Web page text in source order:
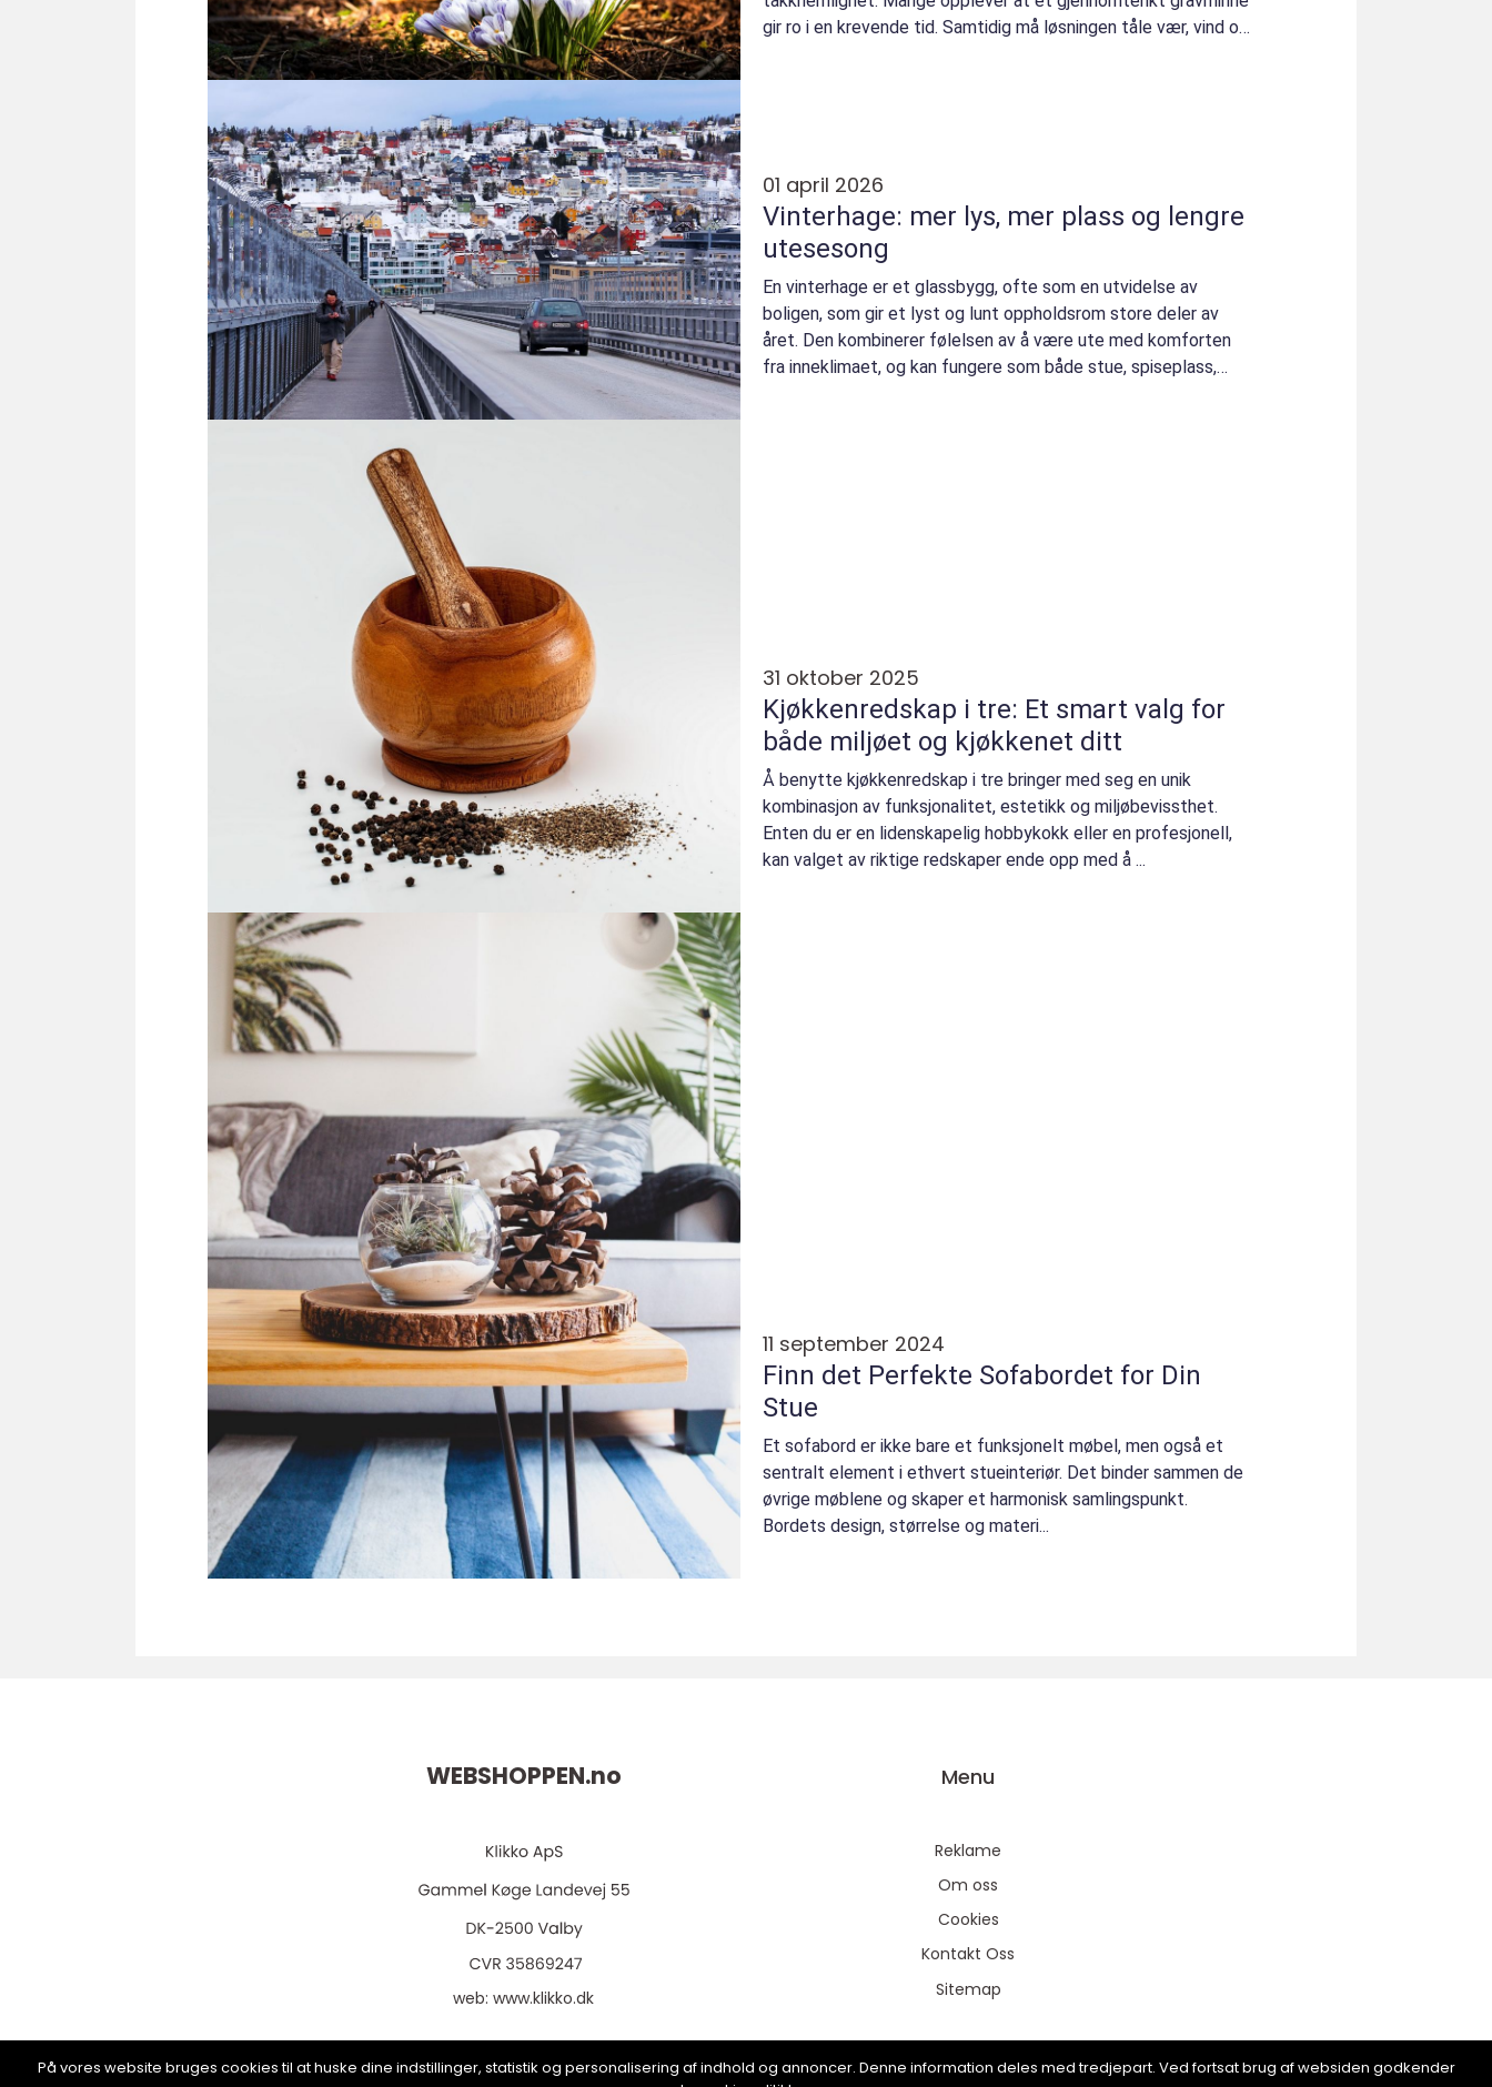
gir ro i en krevende tid. Samtidig må løsningen tåle vær, vind og
01 april 2026
Vinterhage: mer lys, mer plass og lengre
utesesong
En vinterhage er et glassbygg, ofte som en utvidelse av
boligen, som gir et lyst og lunt oppholdsrom store deler av
året. Den kombinerer følelsen av å være ute med komforten
fra inneklimaet, og kan fungere som både stue, spiseplass,
31 oktober 2025
Kjøkkenredskap i tre: Et smart valg for
både miljøet og kjøkkenet ditt
Å benytte kjøkkenredskap i tre bringer med seg en unik
kombinasjon av funksjonalitet, estetikk og miljøbevissthet.
Enten du er en lidenskapelig hobbykokk eller en profesjonell,
kan valget av riktige redskaper ende opp med å ...
11 september 2024
Finn det Perfekte Sofabordet for Din
Stue
Et sofabord er ikke bare et funksjonelt møbel, men også et
sentralt element i ethvert stueinteriør. Det binder sammen de
øvrige møblene og skaper et harmonisk samlingspunkt.
Bordets design, størrelse og materi...
WEBSHOPPEN.no
web:www.klikko.dk
Menu
Reklame
Om oss
Cookies
Kontakt Oss
Sitemap
På vores website bruges cookies til at huske dine indstillinger, statistik og personalisering af indhold og annoncer. Denne information deles med tredjepart. Ved fortsat brug af websiden godkender